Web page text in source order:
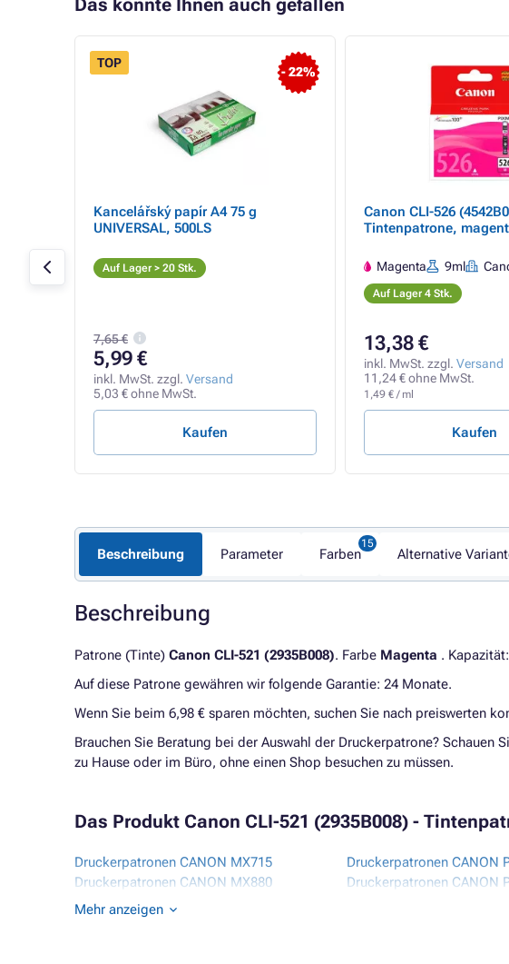
Das könnte Ihnen auch gefallen
- 22%
TOP
Kancelářský papír A4 75 g
UNIVERSAL, 500LS
Auf Lager > 20 Stk.
7,65 €
5,99 €
inkl. MwSt. zzgl. Versand
5,03 € ohne MwSt.
Kaufen
Canon CLI-526
Tintenpatrone,
Magenta 9ml
Auf Lager 4 Stk.
13,38 €
inkl. MwSt. zzgl. Versand
11,24 € ohne MwSt.
1,49 € / ml
Kaufen
Beschreibung Parameter Farben Alternative
Beschreibung
Patrone (Tinte) Canon CLI-521 (2935B008). Farbe Magenta . Kapazität:
Auf diese Patrone gewähren wir folgende Garantie: 24 Monate.
Wenn Sie beim 6,98 € sparen möchten, suchen Sie nach preiswerten
Brauchen Sie Beratung bei der Auswahl der Druckerpatrone? Schauen
zu Hause oder im Büro, ohne einen Shop besuchen zu müssen.
Das Produkt Canon CLI-521 (2935B008) -
Druckerpatronen CANON MX715
Druckerpatronen CANON MX880
Druckerpatronen CANON PIXMA IP3600
Druckerpatronen CANON PIXMA IP4600
Druckerpatronen CANON
Druckerpatronen CANON
Mehr anzeigen